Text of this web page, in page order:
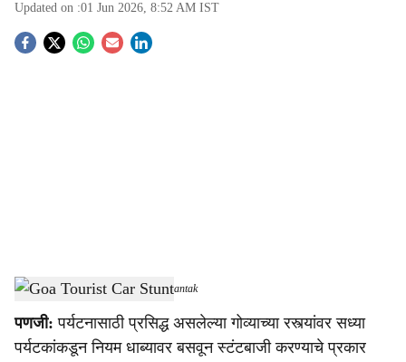
Updated on :01 Jun 2026, 8:52 AM IST
S
a
Goa Tourist Car Stunt -Dainik Gomantak
पणजी: पर्यटनासाठी प्रसिद्ध असलेल्या गोव्याच्या रस्त्यांवर सध्या
पर्यटकांकडून नियम धाब्यावर बसवून स्टंटबाजी करण्याचे प्रकार